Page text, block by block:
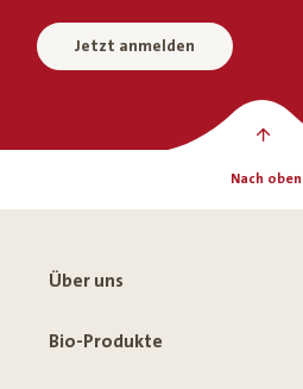
Jetzt anmelden
Nach oben
Über uns
Bio-Produkte